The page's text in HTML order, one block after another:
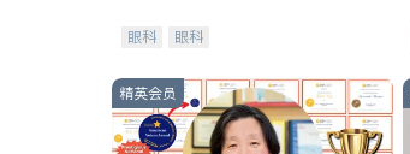
眼科 眼科
精英会员